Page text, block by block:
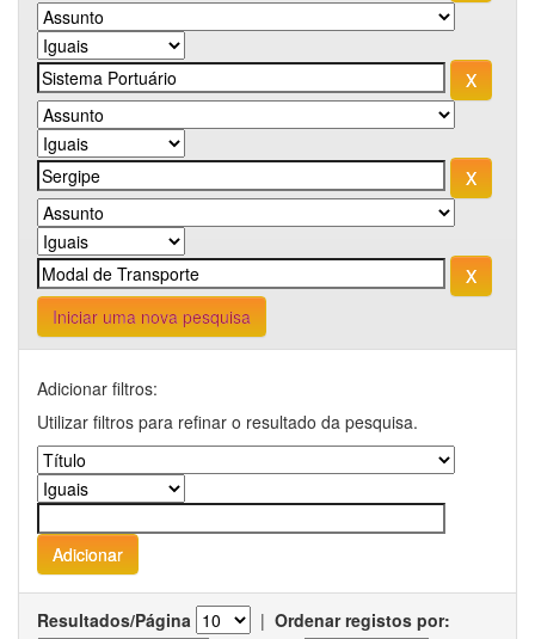
Iniciar uma nova pesquisa
Adicionar filtros:
Utilizar filtros para refinar o resultado da pesquisa.
Resultados/Página | Ordenar registos por: